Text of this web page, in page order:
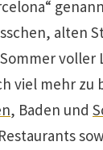
alten
voller
viel mehr zu
, Baden und